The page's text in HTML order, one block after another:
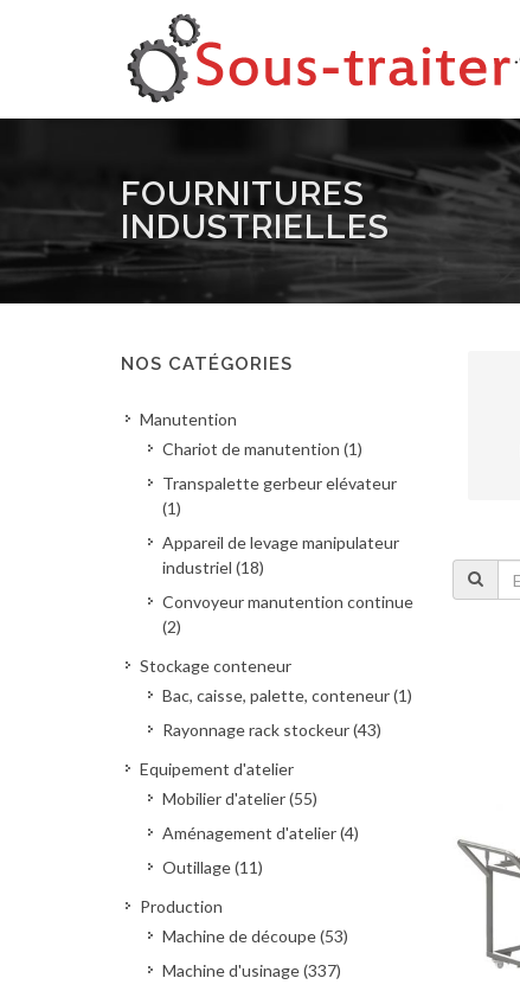
FOURNITURES
INDUSTRIELLES
NOS CATÉGORIES
Manutention
Chariot de manutention (1)
Transpalette gerbeur elévateur
(1)
Appareil de levage manipulateur
industriel (18)
Convoyeur manutention continue
(2)
Stockage conteneur
Bac, caisse, palette, conteneur (1)
Rayonnage rack stockeur (43)
Equipement d'atelier
Mobilier d'atelier (55)
Aménagement d'atelier (4)
Outillage (11)
Production
Machine de découpe (53)
Machine d'usinage (337)